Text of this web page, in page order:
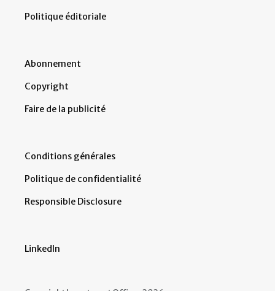
Politique éditoriale
Abonnement
Copyright
Faire de la publicité
Conditions générales
Politique de confidentialité
Responsible Disclosure
LinkedIn